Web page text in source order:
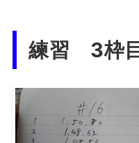
練習 3枠